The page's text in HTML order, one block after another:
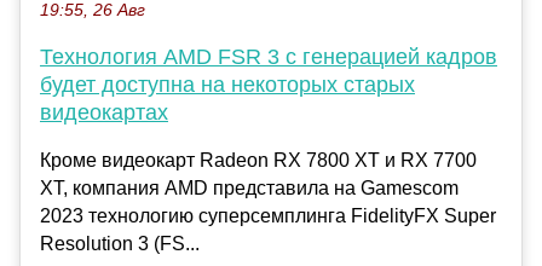
19:55, 26 Авг
Технология AMD FSR 3 с генерацией кадров
будет доступна на некоторых старых
видеокартах
Кроме видеокарт Radeon RX 7800 XT и RX 7700
XT, компания AMD представила на Gamescom
2023 технологию суперсемплинга FidelityFX Super
Resolution 3 (FS...